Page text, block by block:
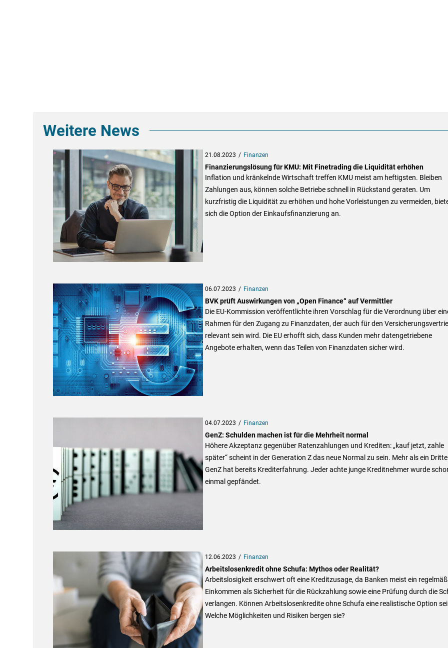
Weitere News
21.08.2023 Finanzen
Finanzierungslösung für KMU: Mit Finetrading die Liquidität erhöhen
Inflation und kränkelnde Wirtschaft treffen KMU meist am heftigsten. Bleiben
Zahlungen aus, können solche Betriebe schnell in Rückstand geraten. Um
kurzfristig die Liquidität zu erhöhen und hohe Vorleistungen zu vermeiden,
sich die Option der Einkaufsfinanzierung an.
06.07.2023 Finanzen
BVK prüft Auswirkungen von „Open Finance“ auf Vermittler
Die EU-Kommission veröffentlichte ihren Vorschlag für die Verordnung über
Rahmen für den Zugang zu Finanzdaten, der auch für den
relevant sein wird. Die EU erhofft sich, dass Kunden mehr datengetriebene
Angebote erhalten, wenn das Teilen von Finanzdaten sicher wird.
04.07.2023 Finanzen
GenZ: Schulden machen ist für die Mehrheit normal
Höhere Akzeptanz gegenüber Ratenzahlungen und Krediten: „kauf jetzt, zahle
später“ scheint in der Generation Z das neue Normal zu sein. Mehr als ein
GenZ hat bereits Krediterfahrung. Jeder achte junge Kreditnehmer wurde
einmal gepfändet.
12.06.2023 Finanzen
Arbeitslosenkredit ohne Schufa: Mythos oder Realität?
Arbeitslosigkeit erschwert oft eine Kreditzusage, da Banken meist ein
Einkommen als Sicherheit für die Rückzahlung sowie eine Prüfung durch die
verlangen. Können Arbeitslosenkredite ohne Schufa eine realistische Option
Welche Möglichkeiten und Risiken bergen sie?